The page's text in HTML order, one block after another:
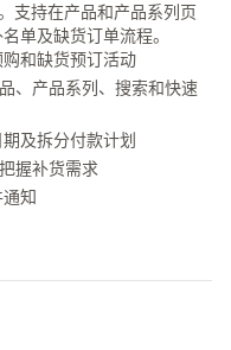
支持在产品和产品系列页
单及缺货订单流程。
和缺货预订活动
、产品系列、搜索和快速
及拆分付款计划
握补货需求
知